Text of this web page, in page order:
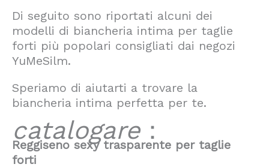
Di seguito sono riportati alcuni dei
modelli di biancheria intima per taglie
forti più popolari consigliati dai negozi
YuMeSilm.
Speriamo di aiutarti a trovare la
biancheria intima perfetta per te.
catalogare：
Reggiseno sexy trasparente per taglie
forti